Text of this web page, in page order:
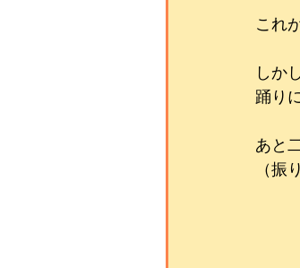
これ
しか
踊り
あと
（振